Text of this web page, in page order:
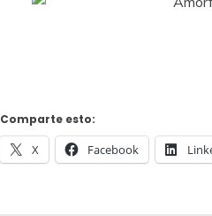
Comparte esto:
X Facebook